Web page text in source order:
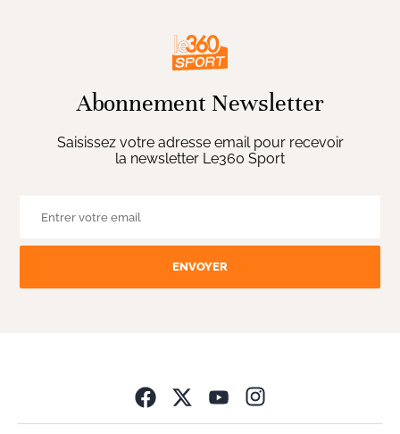
Abonnement Newsletter
Saisissez votre adresse email pour recevoir
la newsletter Le360 Sport
ENVOYER